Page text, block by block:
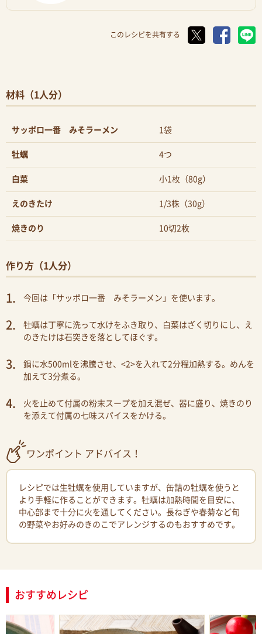
このレシピを共有する
材料（1人分）
サッポロ一番 みそラーメン 1袋
牡蠣 4つ
白菜 小1枚（80g）
えのきたけ 1/3株（30g）
焼きのり 10切2枚
作り方（1人分）
今回は「サッポロ一番 みそラーメン」を使います。
牡蠣は丁寧に洗って水けをふき取り、白菜はざく切りにし、え
のきたけは石突きを落としてほぐす。
鍋に水500mlを沸騰させ、<2>を入れて2分程加熱する。めんを
加えて3分煮る。
火を止めて付属の粉末スープを加え混ぜ、器に盛り、焼きのり
を添えて付属の七味スパイスをかける。
ワンポイント アドバイス！
レシピでは生牡蠣を使用していますが、缶詰の牡蠣を使うと
より手軽に作ることができます。牡蠣は加熱時間を目安に、
中心部まで十分に火を通してください。長ねぎや春菊など旬
の野菜やお好みのきのこでアレンジするのもおすすめです。
おすすめレシピ